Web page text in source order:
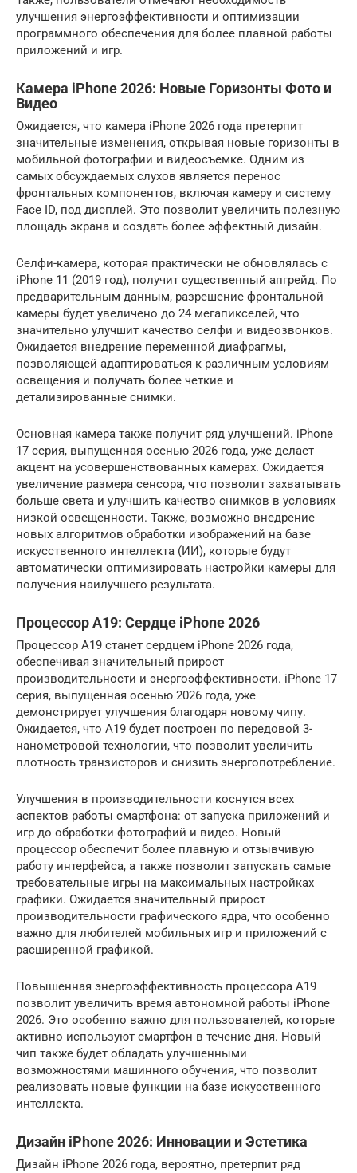
улучшения энергоэффективности и оптимизации
программного обеспечения для более плавной работы
приложений и игр.
Камера iPhone 2026: Новые Горизонты Фото и
Видео
Ожидается, что камера iPhone 2026 года претерпит
значительные изменения, открывая новые горизонты в
мобильной фотографии и видеосъемке. Одним из
самых обсуждаемых слухов является перенос
фронтальных компонентов, включая камеру и систему
Face ID, под дисплей. Это позволит увеличить полезную
площадь экрана и создать более эффектный дизайн.
Селфи-камера, которая практически не обновлялась с
iPhone 11 (2019 год), получит существенный апгрейд. По
предварительным данным, разрешение фронтальной
камеры будет увеличено до 24 мегапикселей, что
значительно улучшит качество селфи и видеозвонков.
Ожидается внедрение переменной диафрагмы,
позволяющей адаптироваться к различным условиям
освещения и получать более четкие и
детализированные снимки.
Основная камера также получит ряд улучшений. iPhone
17 серия, выпущенная осенью 2026 года, уже делает
акцент на усовершенствованных камерах. Ожидается
увеличение размера сенсора, что позволит захватывать
больше света и улучшить качество снимков в условиях
низкой освещенности. Также, возможно внедрение
новых алгоритмов обработки изображений на базе
искусственного интеллекта (ИИ), которые будут
автоматически оптимизировать настройки камеры для
получения наилучшего результата.
Процессор A19: Сердце iPhone 2026
Процессор A19 станет сердцем iPhone 2026 года,
обеспечивая значительный прирост
производительности и энергоэффективности. iPhone 17
серия, выпущенная осенью 2026 года, уже
демонстрирует улучшения благодаря новому чипу.
Ожидается, что A19 будет построен по передовой 3-
нанометровой технологии, что позволит увеличить
плотность транзисторов и снизить энергопотребление.
Улучшения в производительности коснутся всех
аспектов работы смартфона: от запуска приложений и
игр до обработки фотографий и видео. Новый
процессор обеспечит более плавную и отзывчивую
работу интерфейса, а также позволит запускать самые
требовательные игры на максимальных настройках
графики. Ожидается значительный прирост
производительности графического ядра, что особенно
важно для любителей мобильных игр и приложений с
расширенной графикой.
Повышенная энергоэффективность процессора A19
позволит увеличить время автономной работы iPhone
2026. Это особенно важно для пользователей, которые
активно используют смартфон в течение дня. Новый
чип также будет обладать улучшенными
возможностями машинного обучения, что позволит
реализовать новые функции на базе искусственного
интеллекта.
Дизайн iPhone 2026: Инновации и Эстетика
Дизайн iPhone 2026 года, вероятно, претерпит ряд